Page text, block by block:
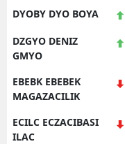
DYOBY DYO BOYA
DZGYO DENIZ
GMYO
EBEBK EBEBEK
MAGAZACILIK
ECILC ECZACIBASI
ILAC